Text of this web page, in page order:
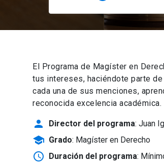
El Programa de Magíster en
tus intereses, haciéndote parte
cada una de sus menciones,
reconocida excelencia académica.
person Director del programa: Juan
school Grado: Magíster en Derecho
schedule Duración del programa: